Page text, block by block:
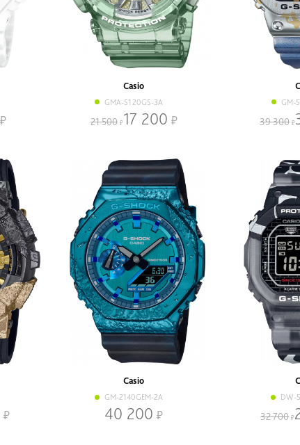
Casio
GMA-S120GS-3A
21 500 17 200
GM-
39 300
Casio
GM-2140GEM-2A
40 200
DW-
32 700